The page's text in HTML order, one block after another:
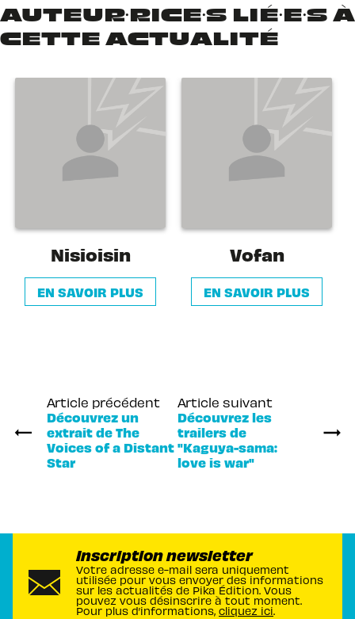
AUTEUR·RICE·S LIÉ·E·S À
CETTE ACTUALITÉ
Nisioisin
EN SAVOIR PLUS
Vofan
EN SAVOIR PLUS
Article précédent
Découvrez un
extrait de The
Voices of a Distant
Star
Article suivant
Découvrez les
trailers de
"Kaguya-sama:
love is war"
Inscription newsletter
Votre adresse e-mail sera uniquement
utilisée pour vous envoyer des informations
sur les actualités de Pika Édition. Vous
pouvez vous désinscrire à tout moment.
Pour plus d’informations, cliquez ici.